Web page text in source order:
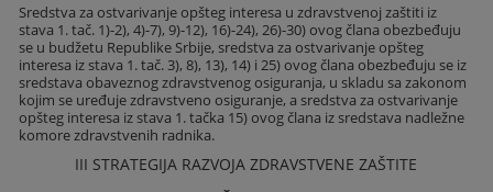
Sredstva za ostvarivanje opšteg interesa u zdravstvenoj zaštiti iz
stava 1. tač. 1)-2), 4)-7), 9)-12), 16)-24), 26)-30) ovog člana obezbeđuju
se u budžetu Republike Srbije, sredstva za ostvarivanje opšteg
interesa iz stava 1. tač. 3), 8), 13), 14) i 25) ovog člana obezbeđuju se iz
sredstava obaveznog zdravstvenog osiguranja, u skladu sa zakonom
kojim se uređuje zdravstveno osiguranje, a sredstva za ostvarivanje
opšteg interesa iz stava 1. tačka 15) ovog člana iz sredstava nadležne
komore zdravstvenih radnika.
III STRATEGIJA RAZVOJA ZDRAVSTVENE ZAŠTITE